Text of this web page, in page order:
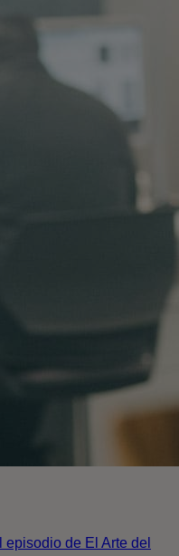
de El Arte del